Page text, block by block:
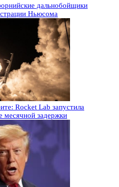
дальнобойщики
Ньюсома
Rocket Lab запустила
месячной задержки